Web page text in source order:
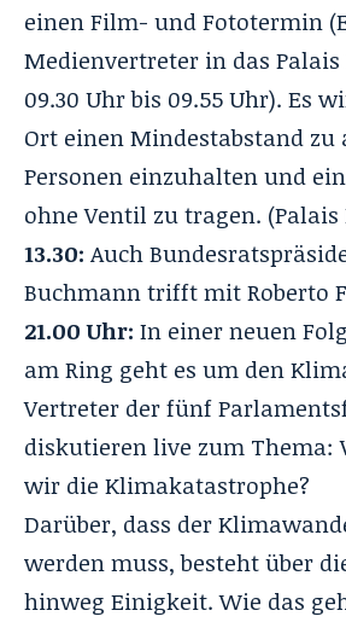
einen Film- und Fototermin
Medienvertreter in das
09.30 Uhr bis 09.55 Uhr). Es
Ort einen Mindestabstand zu
Personen einzuhalten und
ohne Ventil zu tragen. (Palais
13.30: Auch
Buchmann trifft mit Roberto
21.00 Uhr: In einer neuen
am Ring geht es um den
Vertreter der fünf
diskutieren live zum Thema:
wir die Klimakatastrophe?
Darüber, dass der
werden muss, besteht über
hinweg Einigkeit. Wie das